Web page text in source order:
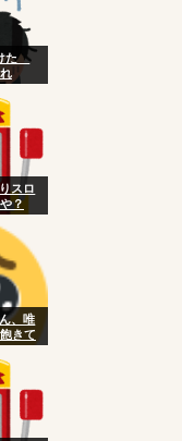
けた
スロ
？
、唯
きて